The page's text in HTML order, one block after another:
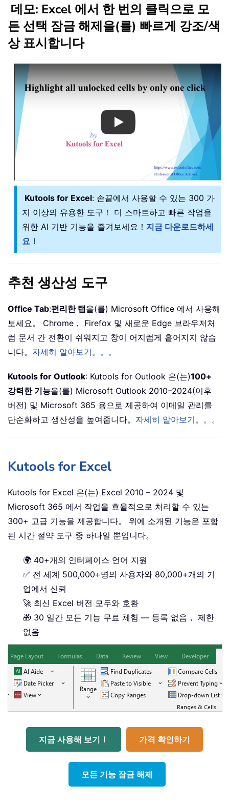
데모: Excel 에서 한 번의 클릭으로 모
든 선택 잠금 해제을(를) 빠르게 강조/색
상 표시합니다
Play
Kutools for Excel: 손끝에서 사용할 수 있는 300 가
지 이상의 유용한 도구！ 더 스마트하고 빠른 작업을
위한 AI 기반 기능을 즐겨보세요！ 지금 다운로드하세
요！
추천 생산성 도구
Office Tab:편리한 탭을(를) Microsoft Office 에서 사용해
보세요。 Chrome， Firefox 및 새로운 Edge 브라우저처
럼 문서 간 전환이 쉬워지고 창이 어지럽게 흩어지지 않습
니다。 자세히 알아보기。。。
Kutools for Outlook: Kutools for Outlook 은(는)100+
강력한 기능을(를) Microsoft Outlook 2010–2024(이후
버전) 및 Microsoft 365 용으로 제공하여 이메일 관리를
단순화하고 생산성을 높여줍니다。 자세히 알아보기。。。
Kutools for Excel
Kutools for Excel 은(는) Excel 2010 – 2024 및
Microsoft 365 에서 작업을 효율적으로 처리할 수 있는
300+ 고급 기능을 제공합니다。 위에 소개된 기능은 포함
된 시간 절약 도구 중 하나일 뿐입니다。
🌍 40+개의 인터페이스 언어 지원
✅ 전 세계 500,000+명의 사용자와 80,000+개의 기
업에서 신뢰
🚀 최신 Excel 버전 모두와 호환
🎁 30 일간 모든 기능 무료 체험 — 등록 없음， 제한
없음
지금 사용해 보기！ 가격 확인하기
모든 기능 잠금 해제